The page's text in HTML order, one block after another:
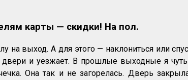
карты — скидки! На пол.
выход. А для этого — наклониться или
и уезжает. В прошлые выходные я
Она так и не загорелась. Дверь